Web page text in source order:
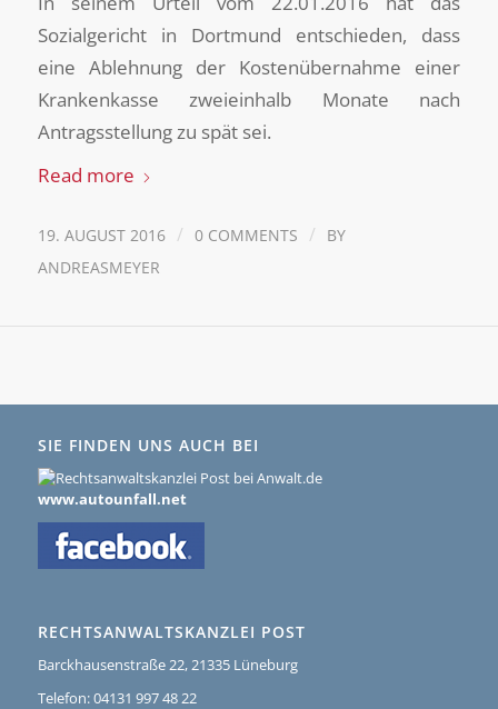
Sozialgericht in Dortmund entschieden, dass
eine Ablehnung der Kostenübernahme einer
Krankenkasse zweieinhalb Monate nach
Antragsstellung zu spät sei.
Read more
19. AUGUST 2016 / 0 COMMENTS /
BY
ANDREASMEYER
SIE FINDEN UNS AUCH BEI
www.autounfall.net
RECHTSANWALTSKANZLEI POST
Barckhausenstraße 22, 21335 Lüneburg
Telefon: 04131 997 48 22